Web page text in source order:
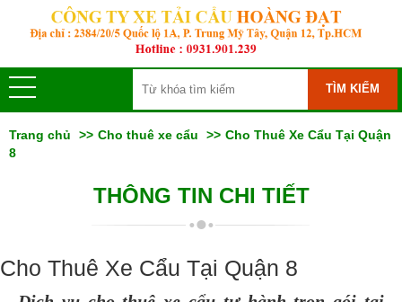
TÌM KIẾM
Trang chủ Cho thuê xe cẩu
Cho Thuê Xe Cẩu Tại Quận
8
THÔNG TIN CHI TIẾT
Cho Thuê Xe Cẩu Tại Quận 8